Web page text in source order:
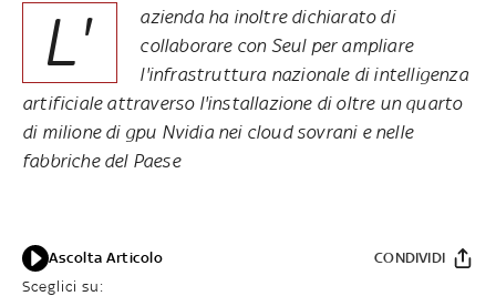
L'
azienda ha inoltre dichiarato di
collaborare con Seul per ampliare
l'infrastruttura nazionale di intelligenza
artificiale attraverso l'installazione di oltre un quarto
di milione di gpu Nvidia nei cloud sovrani e nelle
fabbriche del Paese
Ascolta Articolo
Sceglici su:
CONDIVIDI